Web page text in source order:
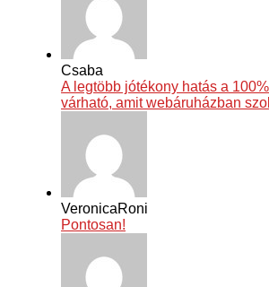
Csaba
A legtöbb jótékony hatás a
várható, amit webáruházban
VeronicaRoni
Pontosan!